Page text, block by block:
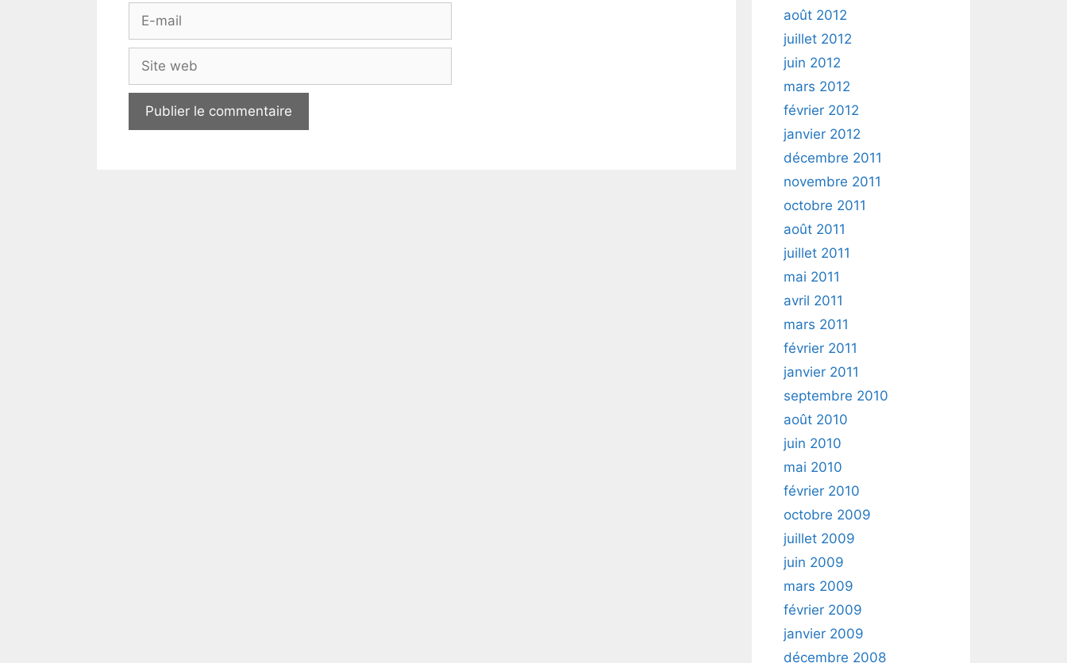
Site
web
août 2012
juillet 2012
juin 2012
mars 2012
février 2012
janvier 2012
décembre 2011
novembre 2011
octobre 2011
août 2011
juillet 2011
mai 2011
avril 2011
mars 2011
février 2011
janvier 2011
septembre 2010
août 2010
juin 2010
mai 2010
février 2010
octobre 2009
juillet 2009
juin 2009
mars 2009
février 2009
janvier 2009
décembre 2008